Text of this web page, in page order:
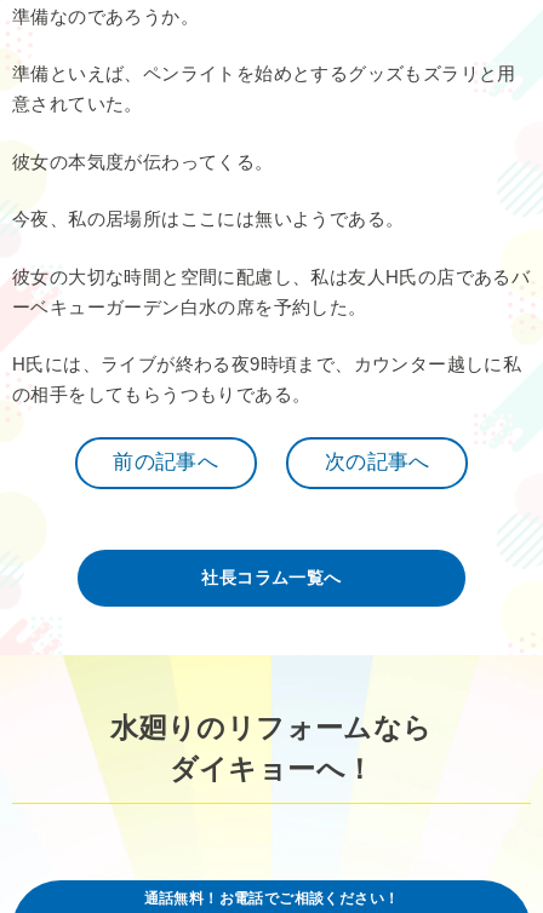
準備なのであろうか。
準備といえば、ペンライトを始めとするグッズもズラリと用
意されていた。
彼女の本気度が伝わってくる。
今夜、私の居場所はここには無いようである。
彼女の大切な時間と空間に配慮し、私は友人H氏の店であるバ
ーベキューガーデン白水の席を予約した。
H氏には、ライブが終わる夜9時頃まで、カウンター越しに私
の相手をしてもらうつもりである。
前の記事へ 次の記事へ
社長コラム一覧へ
水廻りのリフォームなら
ダイキョーへ！
通話無料！お電話でご相談ください！